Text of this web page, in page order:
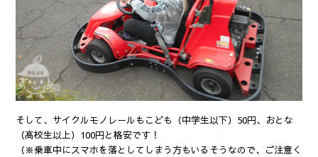
そして、サイクルモノレールもこども（中学生以下）50円、おとな
（高校生以上）100円と格安です！
（※乗車中にスマホを落としてしまう方もいるそうなので、ご注意く